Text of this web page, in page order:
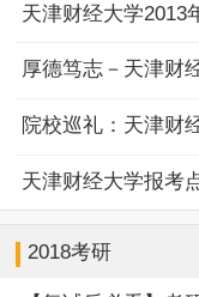
天津财经大学2013
厚德笃志－天津财
院校巡礼：天津财
天津财经大学报考
2018考研